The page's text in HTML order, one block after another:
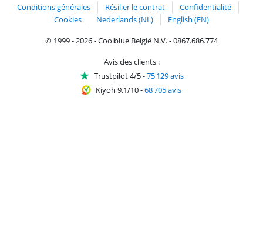
Conditions générales Résilier le contrat
Confidentialité
Cookies
Nederlands (NL)
English (EN)
© 1999 - 2026 - Coolblue België N.V. - 0867.686.774
Avis des clients :
Trustpilot 4/5-75 129 avis
Kiyoh 9.1/10-68 705 avis